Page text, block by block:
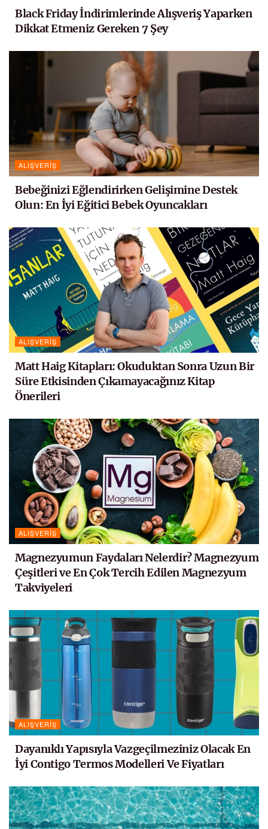
Black Friday İndirimlerinde Alışveriş Yaparken
Dikkat Etmeniz Gereken 7 Şey
ALIŞVERIŞ
Bebeğinizi Eğlendirirken Gelişimine Destek
Olun: En İyi Eğitici Bebek Oyuncakları
ALIŞVERIŞ
Matt Haig Kitapları: Okuduktan Sonra Uzun Bir
Süre Etkisinden Çıkamayacağınız Kitap
Önerileri
ALIŞVERIŞ
Magnezyumun Faydaları Nelerdir? Magnezyum
Çeşitleri ve En Çok Tercih Edilen Magnezyum
Takviyeleri
ALIŞVERIŞ
Dayanıklı Yapısıyla Vazgeçilmeziniz Olacak En
İyi Contigo Termos Modelleri Ve Fiyatları